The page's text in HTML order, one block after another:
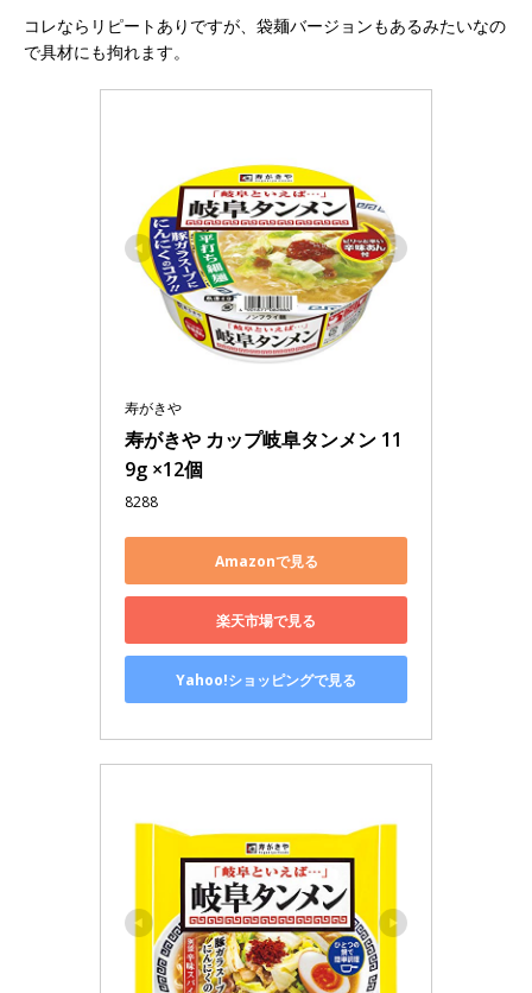
コレならリピートありですが、袋麺バージョンもあるみたいなの
で具材にも拘れます。
寿がきや
寿がきや カップ岐阜タンメン 11
9g ×12個
8288
Amazonで見る
楽天市場で見る
Yahoo!ショッピングで見る